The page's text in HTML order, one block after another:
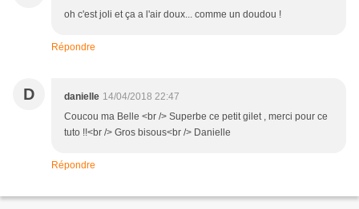
oh c'est joli et ça a l'air doux... comme un doudou !
Répondre
D danielle 14/04/2018 22:47
Coucou ma Belle <br /> Superbe ce petit gilet , merci pour ce
tuto !!<br /> Gros bisous<br /> Danielle
Répondre